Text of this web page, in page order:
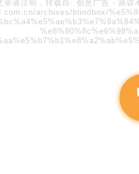
章请注明，转载自: 创意广告 - 原谅
archives/blindbox/